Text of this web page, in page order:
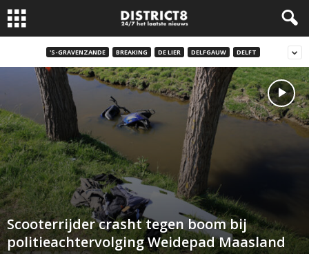
'S-GRAVENZANDE BREAKING DE LIER DELFGAUW DELFT
Scooterrijder crasht tegen boom bij
politieachtervolging Weidepad Maasland